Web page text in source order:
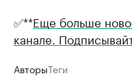
✅**Еще больше
канале.
АвторыТеги